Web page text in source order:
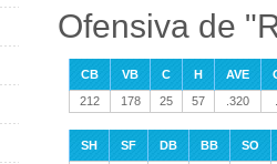
Ofensiva de
CB VB C H AVE
212
178 25 57 .320
SH SF DB BB
SO